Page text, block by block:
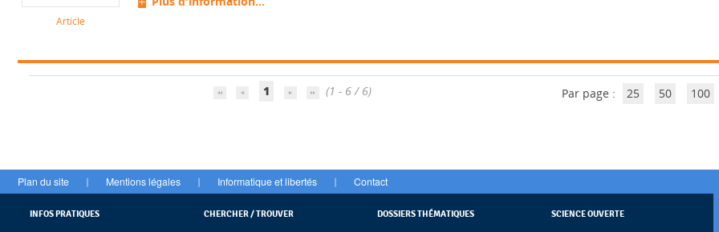
Article
1 (1 - 6 / 6) Par page : 25 50 100
Plan du site | Mentions légales | Informatique et libertés | Contact
INFOS PRATIQUES CHERCHER / TROUVER DOSSIERS THÉMATIQUES SCIENCE OUVERTE